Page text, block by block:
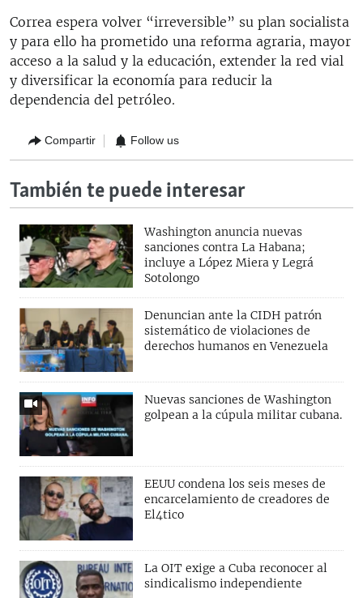
Correa espera volver “irreversible” su plan socialista
y para ello ha prometido una reforma agraria, mayor
acceso a la salud y la educación, extender la red vial
y diversificar la economía para reducir la
dependencia del petróleo.
Compartir Follow us
También te puede interesar
Washington anuncia nuevas
sanciones contra La Habana;
incluye a López Miera y Legrá
Sotolongo
Denuncian ante la CIDH patrón
sistemático de violaciones de
derechos humanos en Venezuela
Nuevas sanciones de Washington
golpean a la cúpula militar cubana.
EEUU condena los seis meses de
encarcelamiento de creadores de
El4tico
La OIT exige a Cuba reconocer al
sindicalismo independiente